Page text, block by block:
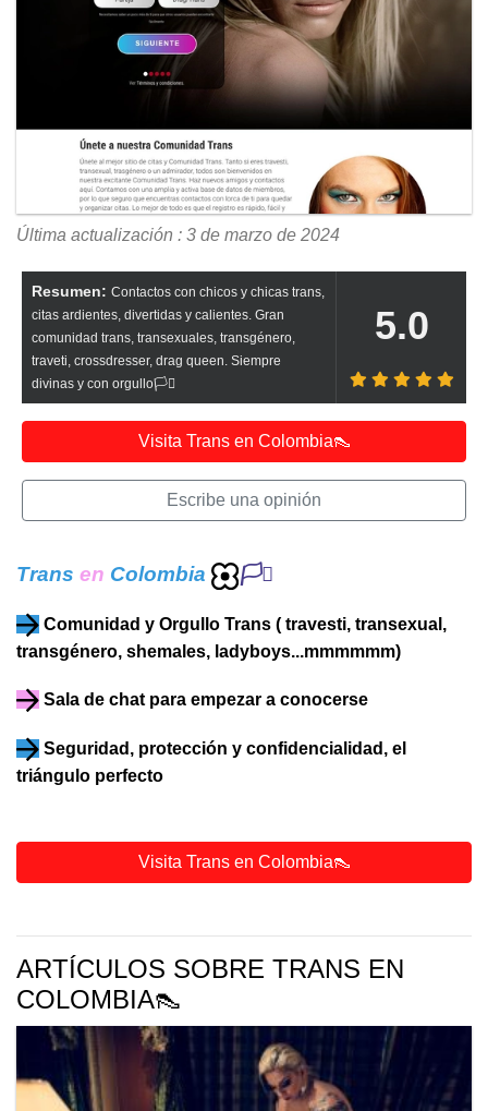
Última actualización : 3 de marzo de 2024
Resumen: Contactos con chicos y chicas trans,
citas ardientes, divertidas y calientes. Gran
comunidad trans, transexuales, transgénero,
traveti, crossdresser, drag queen. Siempre
divinas y con orgullo🏳️‍⚧️
5.0
Visita Trans en Colombia👠
Escribe una opinión
Trans en Colombia 🏳️‍⚧️
Comunidad y Orgullo Trans ( travesti, transexual,
transgénero, shemales, ladyboys...mmmmmm)
Sala de chat para empezar a conocerse
Seguridad, protección y confidencialidad, el
triángulo perfecto
Visita Trans en Colombia👠
ARTÍCULOS SOBRE TRANS EN
COLOMBIA👠